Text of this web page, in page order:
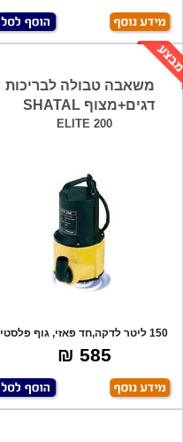
משאבה טבולה לבריכות
דגים+מצוף SHATAL
ELITE 200
150 ליטר לדקה,חד פאזי, גוף פלסטי
איכותי
585 ₪